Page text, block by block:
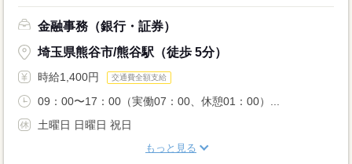
金融事務（銀行・証券）
埼玉県熊谷市/熊谷駅（徒歩 5分）
時給1,400円 交通費全額支給
09：00〜17：00（実働07：00、休憩01：00）...
土曜日 日曜日 祝日
もっと見る